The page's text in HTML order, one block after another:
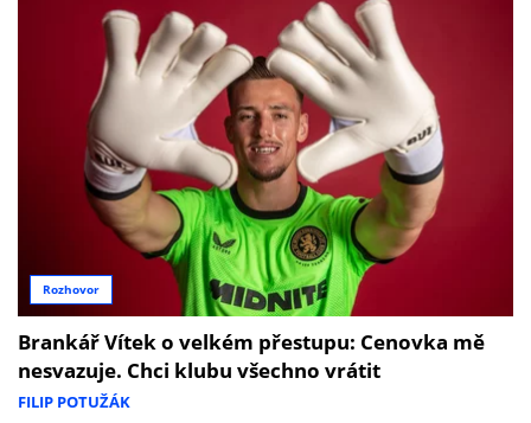
Rozhovor
Brankář Vítek o velkém přestupu: Cenovka mě
nesvazuje. Chci klubu všechno vrátit
FILIP POTUŽÁK